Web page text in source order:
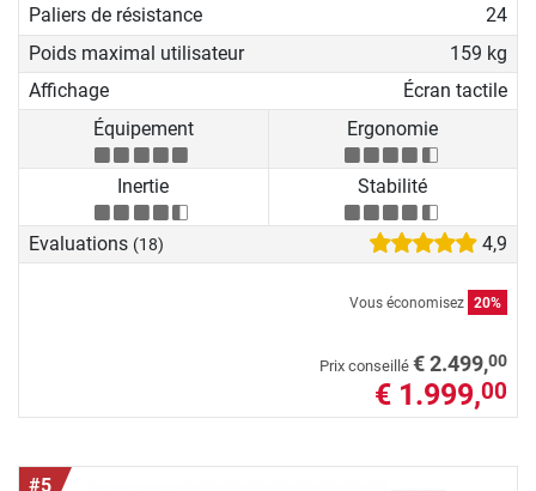
Paliers de résistance
24
Poids maximal utilisateur
159 kg
Affichage
Écran tactile
Équipement
Ergonomie
Inertie Stabilité
Evaluations (18) 4,9
Vous économisez 20%
Prix conseillé € 2.499,00
€ 1.999,00
#5